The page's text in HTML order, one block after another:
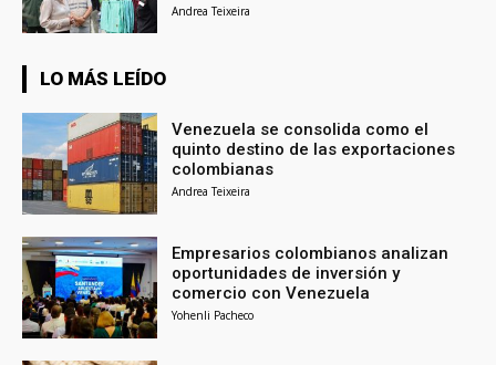
Andrea Teixeira
LO MÁS LEÍDO
Venezuela se consolida como el
quinto destino de las exportaciones
colombianas
Andrea Teixeira
Empresarios colombianos analizan
oportunidades de inversión y
comercio con Venezuela
Yohenli Pacheco